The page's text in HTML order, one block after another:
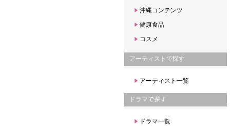
沖縄コンテンツ
健康食品
コスメ
アーティストで探す
アーティスト一覧
ドラマで探す
ドラマ一覧